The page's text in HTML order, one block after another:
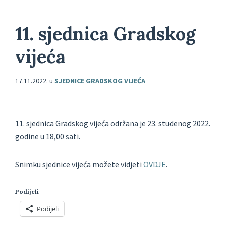
11. sjednica Gradskog
vijeća
17.11.2022. u SJEDNICE GRADSKOG VIJEĆA
11. sjednica Gradskog vijeća održana je 23. studenog 2022.
godine u 18,00 sati.
Snimku sjednice vijeća možete vidjeti OVDJE.
Podijeli
Podijeli